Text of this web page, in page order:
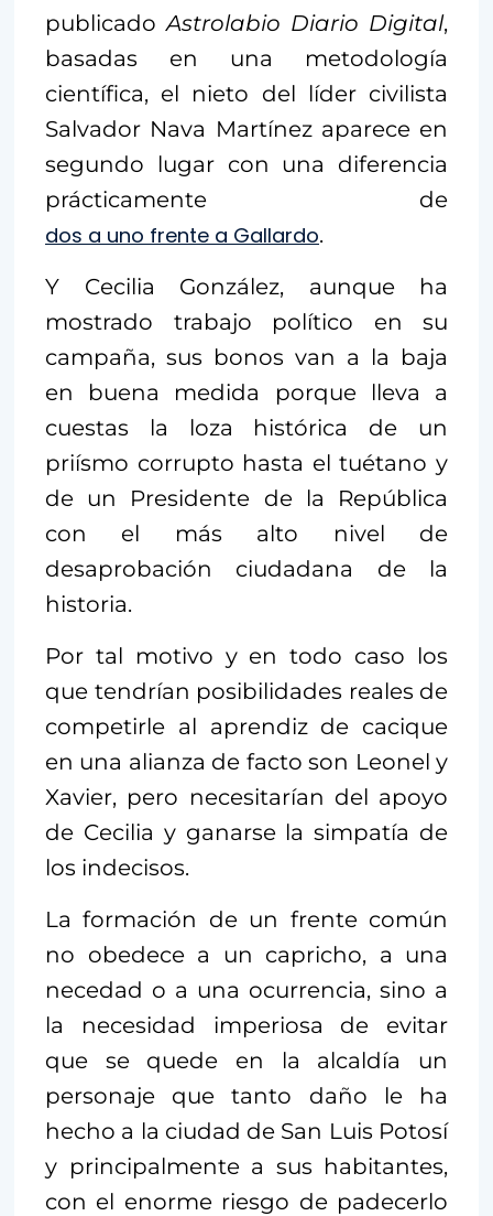
publicadoAstrolabio Diario Digital,
basadas en una metodología
científica, el nieto del líder civilista
Salvador Nava Martínez aparece en
segundo lugar con una diferencia
prácticamente de
dos a uno frente a Gallardo.
Y Cecilia González, aunque ha
mostrado trabajo político en su
campaña, sus bonos van a la baja
en buena medida porque lleva a
cuestas la loza histórica de un
priísmo corrupto hasta el tuétano y
de un Presidente de la República
con el más alto nivel de
desaprobación ciudadana de la
historia.
Por tal motivo y en todo caso los
que tendrían posibilidades reales de
competirle al aprendiz de cacique
en una alianza de facto son Leonel y
Xavier, pero necesitarían del apoyo
de Cecilia y ganarse la simpatía de
los indecisos.
La formación de un frente común
no obedece a un capricho, a una
necedad o a una ocurrencia, sino a
la necesidad imperiosa de evitar
que se quede en la alcaldía un
personaje que tanto daño le ha
hecho a la ciudad de San Luis Potosí
y principalmente a sus habitantes,
con el enorme riesgo de padecerlo